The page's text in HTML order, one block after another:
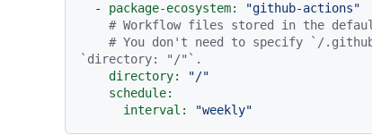
-
package-ecosystem:
"github-actions"
# Workflow files stored in the
# You don't need to specify `/
`directory: "/"`.
directory:
"/"
schedule:
interval:
"weekly"